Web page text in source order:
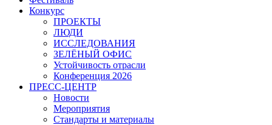
Конкурс
ПРОЕКТЫ
ЛЮДИ
ИССЛЕДОВАНИЯ
ЗЕЛЁНЫЙ ОФИС
Устойчивость отрасли
Конференция 2026
ПРЕСС-ЦЕНТР
Новости
Мероприятия
Стандарты и материалы